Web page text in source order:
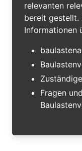
relevanten
bereit gestellt.
Informationen
Fragen